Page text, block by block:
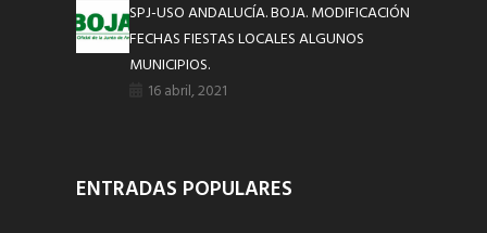
SPJ-USO ANDALUCÍA. BOJA. MODIFICACIÓN
FECHAS FIESTAS LOCALES ALGUNOS
MUNICIPIOS.
16 abril, 2021
ENTRADAS POPULARES